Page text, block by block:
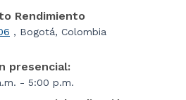
Rendimiento
, Bogotá, Colombia
presencial:
- 5:00 p.m.